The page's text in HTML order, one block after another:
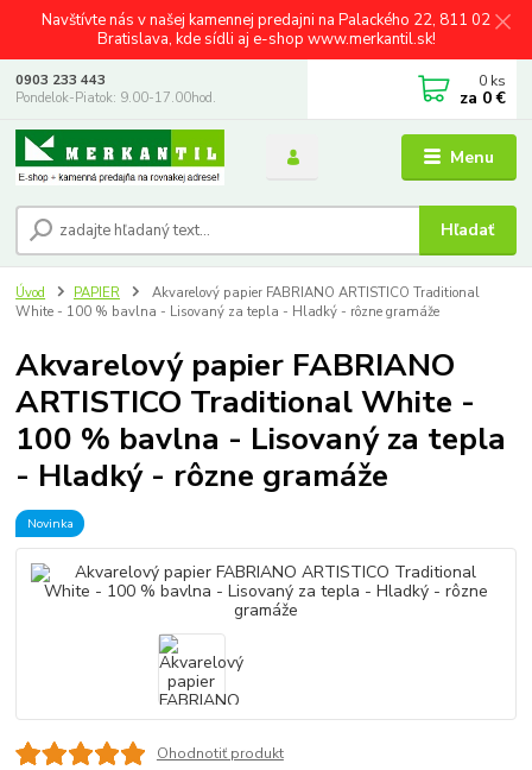
Navštívte nás v našej kamennej predajni na Palackého 22, 811 02
Bratislava, kde sídli aj e-shop www.merkantil.sk!
Menu
Hľadať
0903 233 443
Pondelok-Piatok: 9.00-17.00hod.
0 ks
za 0 €
Úvod PAPIER
Akvarelový papier FABRIANO ARTISTICO Traditional
White - 100 % bavlna - Lisovaný za tepla - Hladký - rôzne gramáže
Akvarelový papier FABRIANO
ARTISTICO Traditional White -
100 % bavlna - Lisovaný za tepla
- Hladký - rôzne gramáže
Novinka
Ohodnotiť produkt